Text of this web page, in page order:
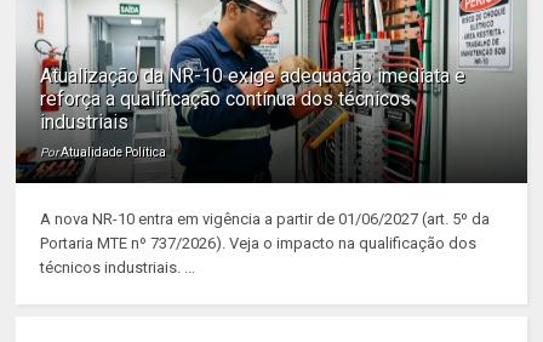
Atualização da NR-10 exige adequação imediata e
reforça a qualificação contínua dos técnicos
industriais
PorAtualidade Política
A nova NR-10 entra em vigência a partir de 01/06/2027 (art. 5º da
Portaria MTE nº 737/2026). Veja o impacto na qualificação dos
técnicos industriais. ...